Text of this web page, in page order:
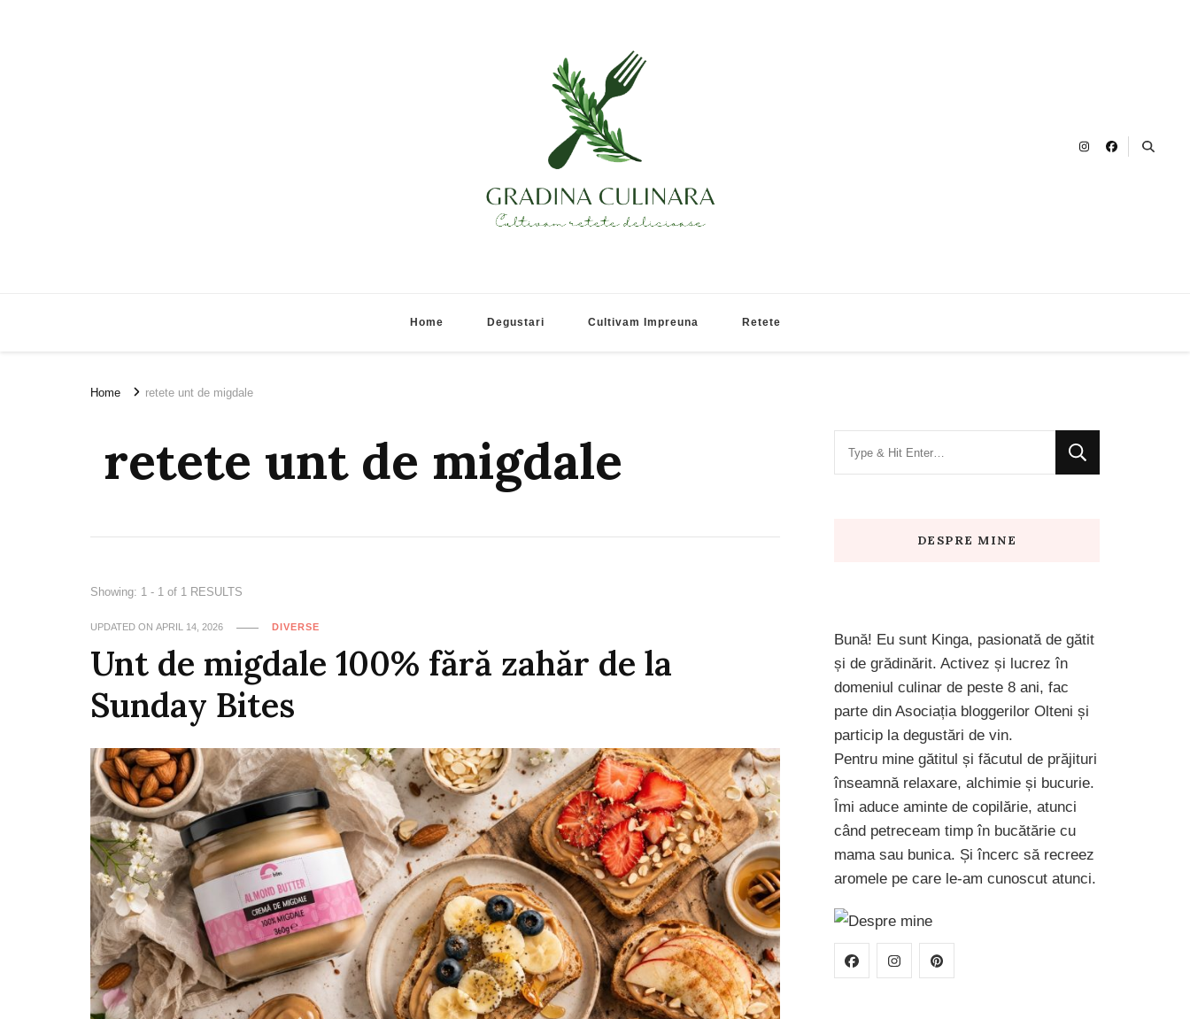
Home Degustari Cultivam Impreuna Retete
Home retete unt de migdale
retete unt de migdale
Showing: 1 - 1 of 1 RESULTS
UPDATED ON APRIL 14, 2026 DIVERSE
Unt de migdale 100% fără zahăr de la
Sunday Bites
DESPRE MINE
Bună! Eu sunt Kinga, pasionată de gătit
și de grădinărit. Activez și lucrez în
domeniul culinar de peste 8 ani, fac
parte din Asociația bloggerilor Olteni și
particip la degustări de vin.
Pentru mine gătitul și făcutul de prăjituri
înseamnă relaxare, alchimie și bucurie.
Îmi aduce aminte de copilărie, atunci
când petreceam timp în bucătărie cu
mama sau bunica. Și încerc să recreez
aromele pe care le-am cunoscut atunci.